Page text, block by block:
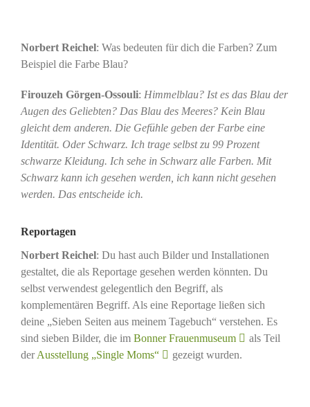
Norbert Reichel: Was bedeuten für dich die Farben? Zum
Beispiel die Farbe Blau?
Firouzeh Görgen-Ossouli: Himmelblau? Ist es das Blau der
Augen des Geliebten? Das Blau des Meeres? Kein Blau
gleicht dem anderen. Die Gefühle geben der Farbe eine
Identität. Oder Schwarz. Ich trage selbst zu 99 Prozent
schwarze Kleidung. Ich sehe in Schwarz alle Farben. Mit
Schwarz kann ich gesehen werden, ich kann nicht gesehen
werden. Das entscheide ich.
Reportagen
Norbert Reichel: Du hast auch Bilder und Installationen
gestaltet, die als Reportage gesehen werden könnten. Du
selbst verwendest gelegentlich den Begriff, als
komplementären Begriff. Als eine Reportage ließen sich
deine „Sieben Seiten aus meinem Tagebuch“ verstehen. Es
sind sieben Bilder, die im Bonner Frauenmuseum
als Teil
derAusstellung „Single Moms“ gezeigt wurden.